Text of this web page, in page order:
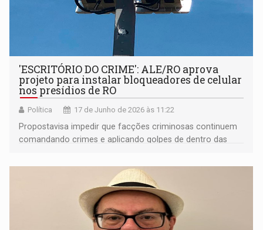
'ESCRITÓRIO DO CRIME': ALE/RO aprova
projeto para instalar bloqueadores de celular
nos presídios de RO
Política 17 de Junho de 2026 às 11:22
Propostavisa impedir que facções criminosas continuem
comandando crimes e aplicando golpes de dentro das